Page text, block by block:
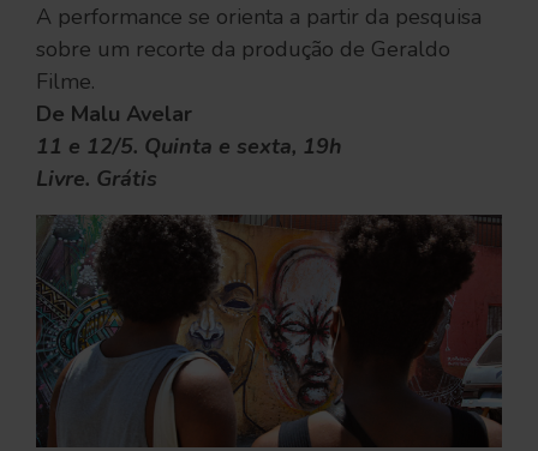
A performance se orienta a partir da pesquisa
sobre um recorte da produção de Geraldo
Filme.
De Malu Avelar
11 e 12/5. Quinta e sexta, 19h
Livre. Grátis